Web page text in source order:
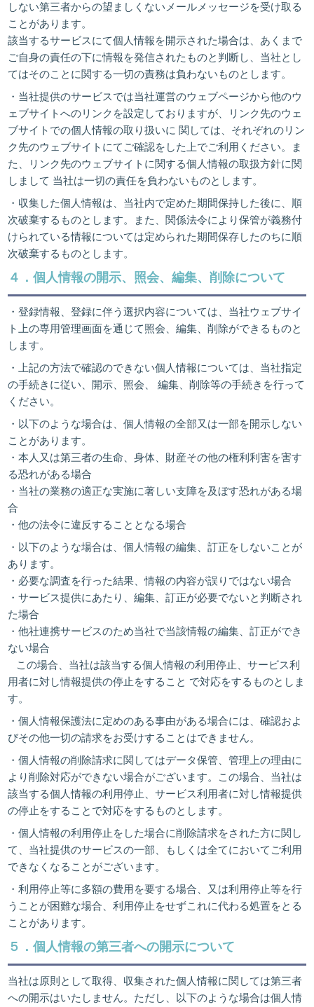
しない第三者からの望ましくないメールメッセージを受け取る
ことがあります。
該当するサービスにて個人情報を開示された場合は、あくまで
ご自身の責任の下に情報を発信されたものと判断し、当社とし
てはそのことに関する一切の責務は負わないものとします。
・当社提供のサービスでは当社運営のウェブページから他のウ
ェブサイトへのリンクを設定しておりますが、リンク先のウェ
ブサイトでの個人情報の取り扱いに 関しては、それぞれのリン
ク先のウェブサイトにてご確認をした上でご利用ください。ま
た、リンク先のウェブサイトに関する個人情報の取扱方針に関
しまして 当社は一切の責任を負わないものとします。
・収集した個人情報は、当社内で定めた期間保持した後に、順
次破棄するものとします。また、関係法令により保管が義務付
けられている情報については定められた期間保存したのちに順
次破棄するものとします。
４．個人情報の開示、照会、編集、削除について
・登録情報、登録に伴う選択内容については、当社ウェブサイ
ト上の専用管理画面を通じて照会、編集、削除ができるものと
します。
・上記の方法で確認のできない個人情報については、当社指定
の手続きに従い、開示、照会、 編集、削除等の手続きを行って
ください。
・以下のような場合は、個人情報の全部又は一部を開示しない
ことがあります。
・本人又は第三者の生命、身体、財産その他の権利利害を害す
る恐れがある場合
・当社の業務の適正な実施に著しい支障を及ぼす恐れがある場
合
・他の法令に違反することとなる場合
・以下のような場合は、個人情報の編集、訂正をしないことが
あります。
・必要な調査を行った結果、情報の内容が誤りではない場合
・サービス提供にあたり、編集、訂正が必要でないと判断され
た場合
・他社連携サービスのため当社で当該情報の編集、訂正ができ
ない場合
この場合、当社は該当する個人情報の利用停止、サービス利
用者に対し情報提供の停止をすること で対応をするものとしま
す。
・個人情報保護法に定めのある事由がある場合には、確認およ
びその他一切の請求をお受けすることはできません。
・個人情報の削除請求に関してはデータ保管、管理上の理由に
より削除対応ができない場合がございます。この場合、当社は
該当する個人情報の利用停止、サービス利用者に対し情報提供
の停止をすることで対応をするものとします。
・個人情報の利用停止をした場合に削除請求をされた方に関し
て、当社提供のサービスの一部、もしくは全てにおいてご利用
できなくなることがございます。
・利用停止等に多額の費用を要する場合、又は利用停止等を行
うことが困難な場合、利用停止をせずこれに代わる処置をとる
ことがあります。
５．個人情報の第三者への開示について
当社は原則として取得、収集された個人情報に関しては第三者
への開示はいたしません。ただし、以下のような場合は個人情